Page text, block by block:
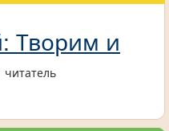
Творим и
читатель